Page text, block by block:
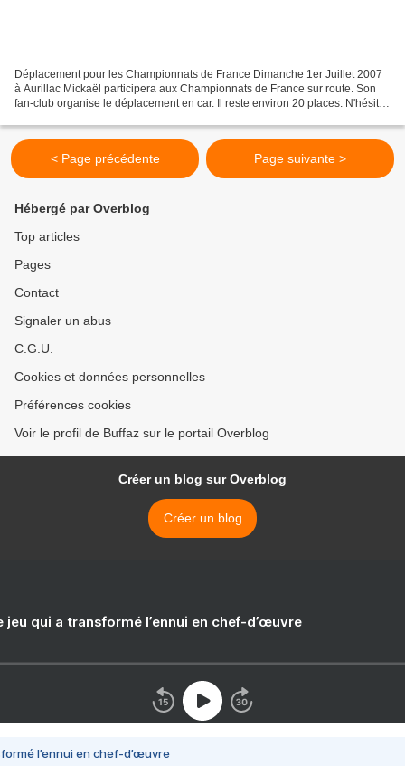
Déplacement pour les Championnats de France Dimanche 1er Juillet 2007
à Aurillac Mickaël participera aux Championnats de France sur route. Son
fan-club organise le déplacement en car. Il reste environ 20 places. N'hésitez
< Page précédente Page suivante >
Hébergé par Overblog
Top articles
Pages
Contact
Signaler un abus
C.G.U.
Cookies et données personnelles
Préférences cookies
Voir le profil de Buffaz sur le portail Overblog
Créer un blog sur Overblog
Créer un blog
jeu qui a transformé l’ennui en chef-d’œuvre
l’ennui en chef-d’œuvre